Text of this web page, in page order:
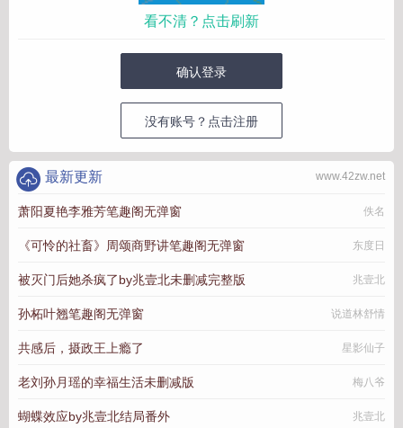
看不清？点击刷新
确认登录
没有账号？点击注册
www.42zw.net
最新更新
萧阳夏艳李雅芳笔趣阁无弹窗 佚名
《可怜的社畜》周颂商野讲笔趣阁无弹窗 东度日
被灭门后她杀疯了by兆壹北未删减完整版 兆壹北
孙柘叶翘笔趣阁无弹窗 说道林舒情
共感后，摄政王上瘾了 星影仙子
老刘孙月瑶的幸福生活未删减版 梅八爷
蝴蝶效应by兆壹北结局番外 兆壹北